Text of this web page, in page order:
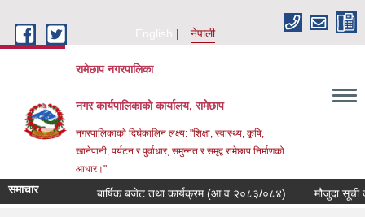
English
नेपाली
रामेछाप नगरपालिका
नगर कार्यपालिकाको कार्यालय, रामेछाप
नगरपालिकाको दिर्घकालिन लक्ष्य: "शिक्षा, स्वास्थ्य, कृषि,
खानेपानी, पर्यटन र पुर्वाधार, समुन्नत र समृद्व रामेछाप निर्माणको
आधार।"
समाचार बार्षिक बजेट तथा कार्यक्रम (आ.व.२०८३/०८४) मौजुदा सूची दर्ता